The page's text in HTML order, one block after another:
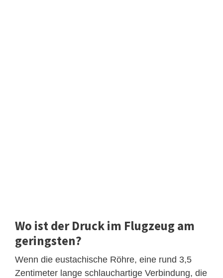
Wo ist der Druck im Flugzeug am
geringsten?
Wenn die eustachische Röhre, eine rund 3,5
Zentimeter lange schlauchartige Verbindung, die